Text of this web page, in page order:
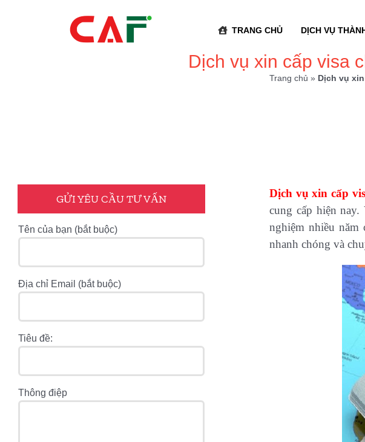
TRANG CHỦ DỊCH VỤ
Dịch vụ xin cấp visa
Trang chủ » Dịch vụ
Dịch vụ xin cấp
cung cấp hiện
nghiệm nhiều năm
nhanh chóng và
GỬI YÊU CẦU TƯ VẤN
Tên của bạn (bắt buộc)
Địa chỉ Email (bắt buộc)
Tiêu đề:
Thông điệp